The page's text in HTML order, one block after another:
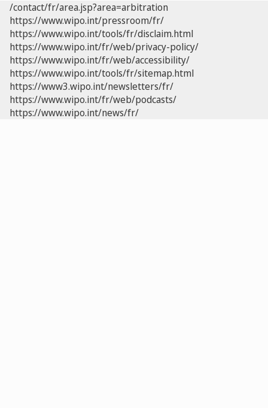
/contact/fr/area.jsp?area=arbitration
https://www.wipo.int/pressroom/fr/
https://www.wipo.int/tools/fr/disclaim.html
https://www.wipo.int/fr/web/privacy-policy/
https://www.wipo.int/fr/web/accessibility/
https://www.wipo.int/tools/fr/sitemap.html
https://www3.wipo.int/newsletters/fr/
https://www.wipo.int/fr/web/podcasts/
https://www.wipo.int/news/fr/